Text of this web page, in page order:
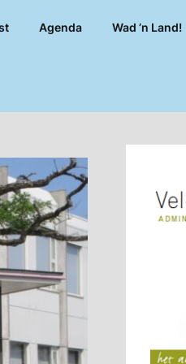
Agenda Wad ’n Land!